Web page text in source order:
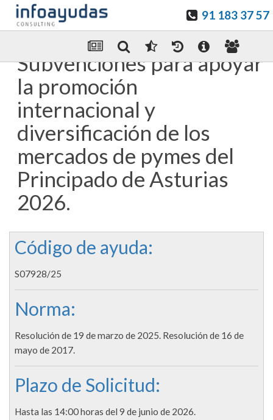
91 183 37 57
Enviar Por email
Subvenciones para apoyar
la promoción
internacional y
diversificación de los
mercados de pymes del
Principado de Asturias
2026.
Código de ayuda:
S07928/25
Norma:
Resolución de 19 de marzo de 2025. Resolución de 16 de
mayo de 2017.
Plazo de Solicitud:
Hasta las 14:00 horas del 9 de junio de 2026.